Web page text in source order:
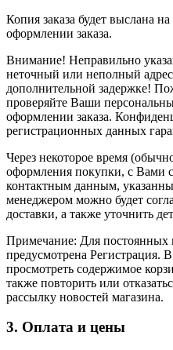
Копия заказа будет выслана
оформлении заказа.
Внимание! Неправильно
неточный или неполный
дополнительной задержке!
проверяйте Ваши
оформлении заказа.
регистрационных данных
Через некоторое время
оформления покупки, с Вами
контактным данным,
менеджером можно будет
доставки, а также уточнить
Примечание: Для постоянных
предусмотрена Регистрация.
просмотреть содержимое
также повторить или
рассылку новостей магазина.
3. Оплата и цены